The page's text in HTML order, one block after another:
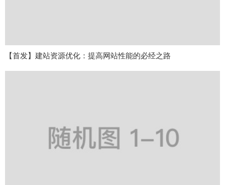
【首发】建站资源优化：提高网站性能的必经之路